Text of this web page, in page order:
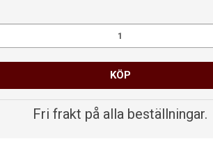
KÖP
Fri frakt på alla beställningar.